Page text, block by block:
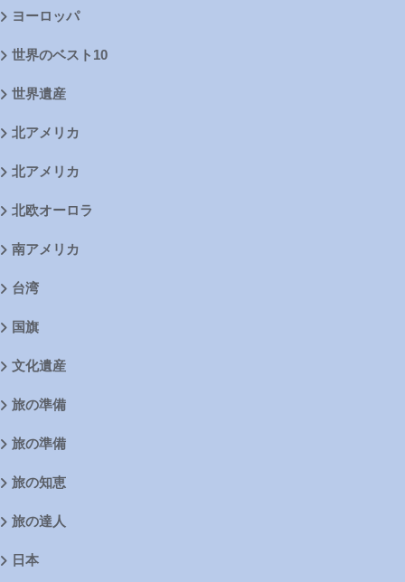
ヨーロッパ
世界のベスト10
世界遺産
北アメリカ
北アメリカ
北欧オーロラ
南アメリカ
台湾
国旗
文化遺産
旅の準備
旅の準備
旅の知恵
旅の達人
日本